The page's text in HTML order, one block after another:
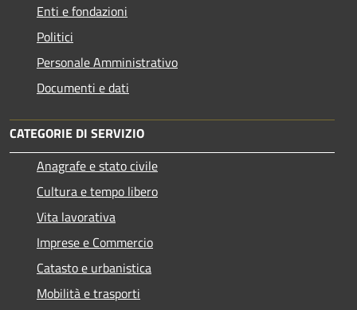
Enti e fondazioni
Politici
Personale Amministrativo
Documenti e dati
CATEGORIE DI SERVIZIO
Anagrafe e stato civile
Cultura e tempo libero
Vita lavorativa
Imprese e Commercio
Catasto e urbanistica
Mobilità e trasporti